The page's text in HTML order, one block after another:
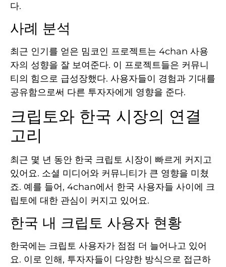
다.
사례 분석
최근 인기를 얻은 밈코인 프로젝트는 4chan 사용
자의 성향을 잘 보여준다. 이 프로젝트들은 커뮤니
티의 힘으로 급성장했다. 사용자들이 경험과 기대를
공유함으로써 다른 투자자에게 영향을 준다.
크립토와 한국 시장의 연결
고리
최근 몇 년 동안 한국 크립토 시장이 빠르게 커지고
있어요. 소셜 미디어와 커뮤니티가 큰 영향을 미쳤
죠. 예를 들어, 4chan에서 한국 사용자들 사이에 크
립토에 대한 관심이 커지고 있어요.
한국 내 크립토 사용자 현황
한국에는 크립토 사용자가 점점 더 늘어나고 있어
요. 이로 인해, 투자자들이 다양한 방식으로 접근하